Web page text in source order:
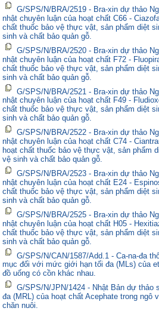
G/SPS/N/BRA/2519 - Bra-xin dự thảo
nhật chuyên luận của hoạt chất C66 -
chất thuốc bảo vệ thực vật, sản phẩm diệt
sinh và chất bảo quản gỗ.
G/SPS/N/BRA/2520 - Bra-xin dự thảo
nhật chuyên luận của hoạt chất F72 -
chất thuốc bảo vệ thực vật, sản phẩm diệt
sinh và chất bảo quản gỗ.
G/SPS/N/BRA/2521 - Bra-xin dự thảo
nhật chuyên luận của hoạt chất F49 -
chất thuốc bảo vệ thực vật, sản phẩm diệt
sinh và chất bảo quản gỗ.
G/SPS/N/BRA/2522 - Bra-xin dự thảo
nhật chuyên luận của hoạt chất C74 -
hoạt chất thuốc bảo vệ thực vật, sản phẩm
vệ sinh và chất bảo quản gỗ.
G/SPS/N/BRA/2523 - Bra-xin dự thảo
nhật chuyên luận của hoạt chất E24 -
chất thuốc bảo vệ thực vật, sản phẩm diệt
sinh và chất bảo quản gỗ.
G/SPS/N/BRA/2525 - Bra-xin dự thảo
nhật chuyên luận của hoạt chất H05 -
chất thuốc bảo vệ thực vật, sản phẩm diệt
sinh và chất bảo quản gỗ.
G/SPS/N/CAN/1587/Add.1 - Ca-na-đa
mục đối với mức giới hạn tối đa (MLs) của
đồ uống có cồn khác nhau.
G/SPS/N/JPN/1424 - Nhật Bản dự
đa (MRL) của hoạt chất Acephate trong ngô
chăn nuôi.